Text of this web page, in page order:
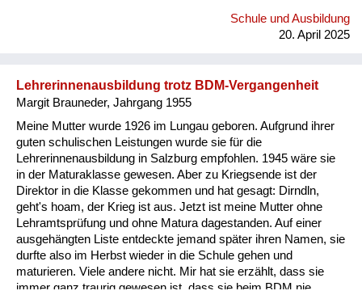
Schule und Ausbildung
20. April 2025
Lehrerinnenausbildung trotz BDM-Vergangenheit
Margit Brauneder, Jahrgang 1955
Meine Mutter wurde 1926 im Lungau geboren. Aufgrund ihrer
guten schulischen Leistungen wurde sie für die
Lehrerinnenausbildung in Salzburg empfohlen. 1945 wäre sie
in der Maturaklasse gewesen. Aber zu Kriegsende ist der
Direktor in die Klasse gekommen und hat gesagt: Dirndln,
geht's hoam, der Krieg ist aus. Jetzt ist meine Mutter ohne
Lehramtsprüfung und ohne Matura dagestanden. Auf einer
ausgehängten Liste entdeckte jemand später ihren Namen, sie
durfte also im Herbst wieder in die Schule gehen und
maturieren. Viele andere nicht. Mir hat sie erzählt, dass sie
immer ganz traurig gewesen ist, dass sie beim BDM nie